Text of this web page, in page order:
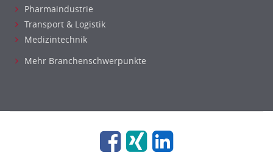
Pharmaindustrie
Transport & Logistik
Medizintechnik
Mehr Branchenschwerpunkte